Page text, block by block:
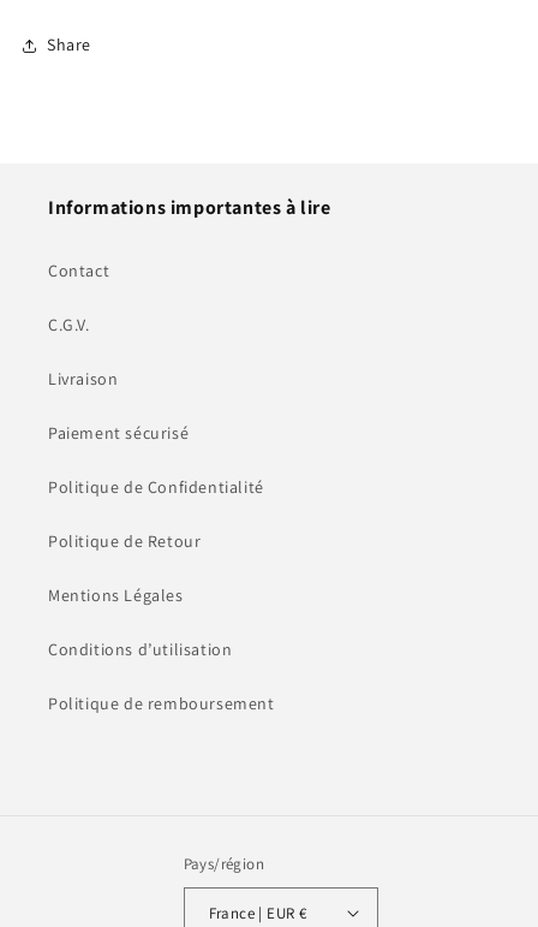
Share
Informations importantes à lire
Contact
C.G.V.
Livraison
Paiement sécurisé
Politique de Confidentialité
Politique de Retour
Mentions Légales
Conditions d’utilisation
Politique de remboursement
Pays/région
France | EUR €